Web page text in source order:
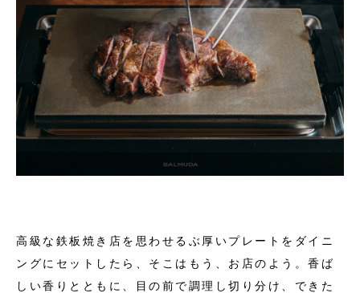
高級な 鉄板焼き店を思わせるぶ厚いプレートをダイニ
ングにセットしたら、そこはもう、お店のよう。香ば
しい香りとともに、目の前で調理し切り分け、できた